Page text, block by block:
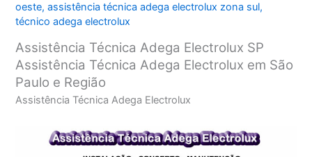
oeste,assistência técnica adega electrolux zona sul,
técnico adega electrolux
Assistência Técnica Adega Electrolux SP
Assistência Técnica Adega Electrolux em São
Paulo e Região
Assistência Técnica Adega Electrolux